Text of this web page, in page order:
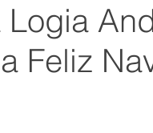
Logia
Feliz